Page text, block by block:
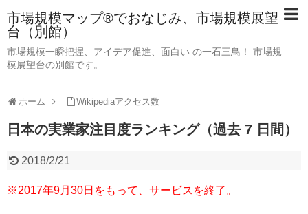
市場規模マップ®でおなじみ、市場規模展望
台（別館）
市場規模一瞬把握、アイデア促進、面白い の一石三鳥！ 市場規
模展望台の別館です。
ホーム Wikipediaアクセス数
日本の実業家注目度ランキング（過去 7 日間）
2018/2/21
※2017年9月30日をもって、サービスを終了。